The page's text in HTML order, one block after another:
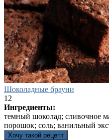
Шоколадные брауни
12
Ингредиенты:
темный шоколад; сливочное
порошок; соль; ванильный
Хочу такой рецепт